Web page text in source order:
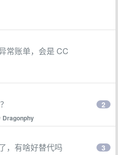
常账单，会是 CC
Dragonphy
2
，有啥好替代吗 3